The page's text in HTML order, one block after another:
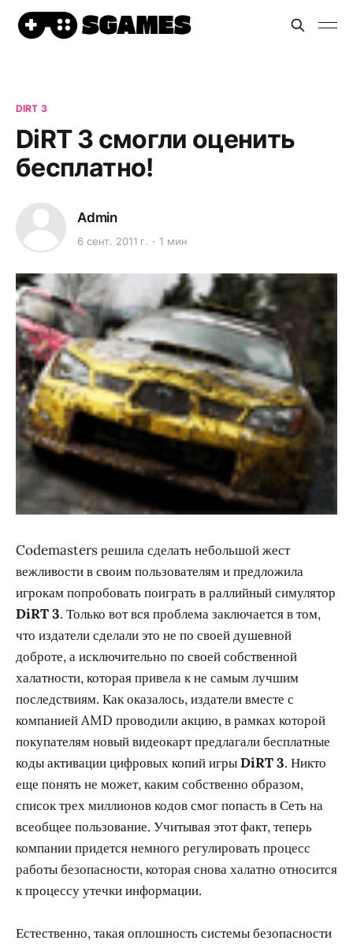
DIRT 3
DiRT 3 смогли оценить
бесплатно!
Admin
6 сент. 2011 г. 1 мин
Codemasters решила сделать небольшой жест
вежливости в своим пользователям и предложила
игрокам попробовать поиграть в раллийный симулятор
DiRT 3. Только вот вся проблема заключается в том,
что издатели сделали это не по своей душевной
доброте, а исключительно по своей собственной
халатности, которая привела к не самым лучшим
последствиям. Как оказалось, издатели вместе с
компанией AMD проводили акцию, в рамках которой
покупателям новый видеокарт предлагали бесплатные
коды активации цифровых копий игрыDiRT 3. Никто
еще понять не может, каким собственно образом,
список трех миллионов кодов смог попасть в Сеть на
всеобщее пользование. Учитывая этот факт, теперь
компании придется немного регулировать процесс
работы безопасности, которая снова халатно относится
к процессу утечки информации.
Естественно, такая оплошность системы безопасности